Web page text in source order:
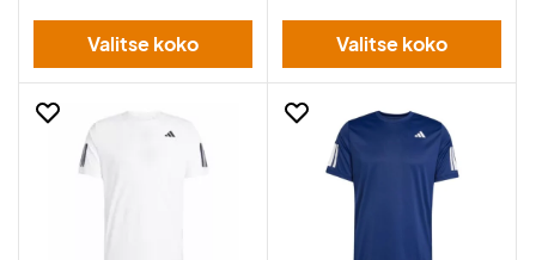
Valitse koko Valitse koko